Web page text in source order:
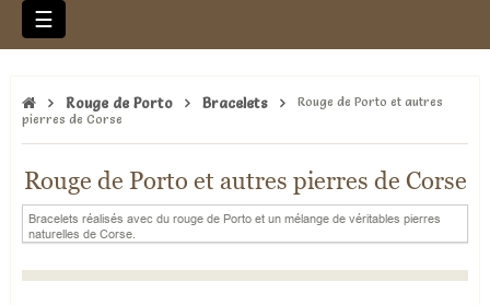
Basculer
la
☰
Rouge de Porto Bracelets
Rouge de Porto et autres
pierres de Corse
Rouge de Porto et autres pierres de Corse
Bracelets réalisés avec du rouge de Porto et un mélange de véritables pierres
naturelles de Corse.